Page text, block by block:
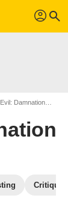
profil search
Damnation